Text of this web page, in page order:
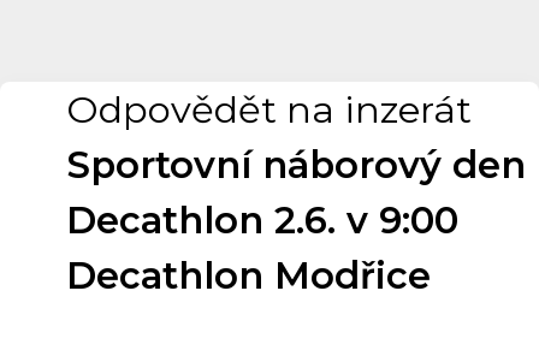
Odpovědět na inzerát
Sportovní náborový den
Decathlon 2.6. v 9:00
Decathlon Modřice